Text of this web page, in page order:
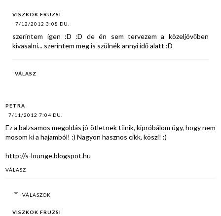
VISZKOK FRUZSI
7/12/2012 3:08 DU.
szerintem igen :D :D de én sem tervezem a közeljövőben
kivasalni... szerintem meg is szülnék annyi idő alatt :D
VÁLASZ
PETRA
7/11/2012 7:04 DU.
Ez a balzsamos megoldás jó ötletnek tűnik, kipróbálom úgy, hogy nem
mosom ki a hajamból! :) Nagyon hasznos cikk, köszi! :)
http://s-lounge.blogspot.hu
VÁLASZ
VÁLASZOK
VISZKOK FRUZSI